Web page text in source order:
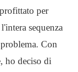
per
sequenza
Con
ho deciso di